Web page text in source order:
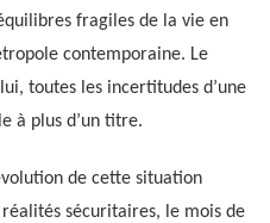
fragiles de la vie en
contemporaine. Le
toutes les incertitudes d’une
à plus d’un titre.
de cette situation
sécuritaires, le mois de